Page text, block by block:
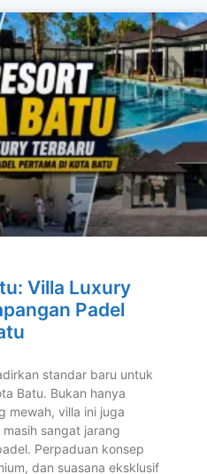
Villa Luxury
Padel
standar baru untuk
Batu. Bukan hanya
mewah, villa ini juga
sangat jarang
Perpaduan konsep
dan suasana eksklusif